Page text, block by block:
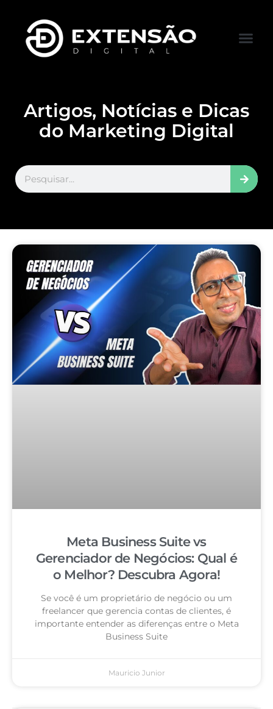
Artigos, Notícias e Dicas
do Marketing Digital
Meta Business Suite vs
Gerenciador de Negócios: Qual é
o Melhor? Descubra Agora!
Se você é um proprietário de negócio ou um
freelancer que gerencia contas de clientes, é
importante entender as diferenças entre o Meta
Business Suite
Mauricio Junior